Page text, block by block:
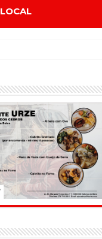
LOCAL